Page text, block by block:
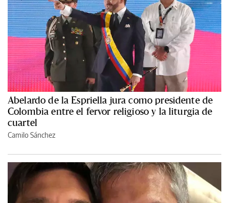
Abelardo de la Espriella jura como presidente de
Colombia entre el fervor religioso y la liturgia de
cuartel
Camilo Sánchez